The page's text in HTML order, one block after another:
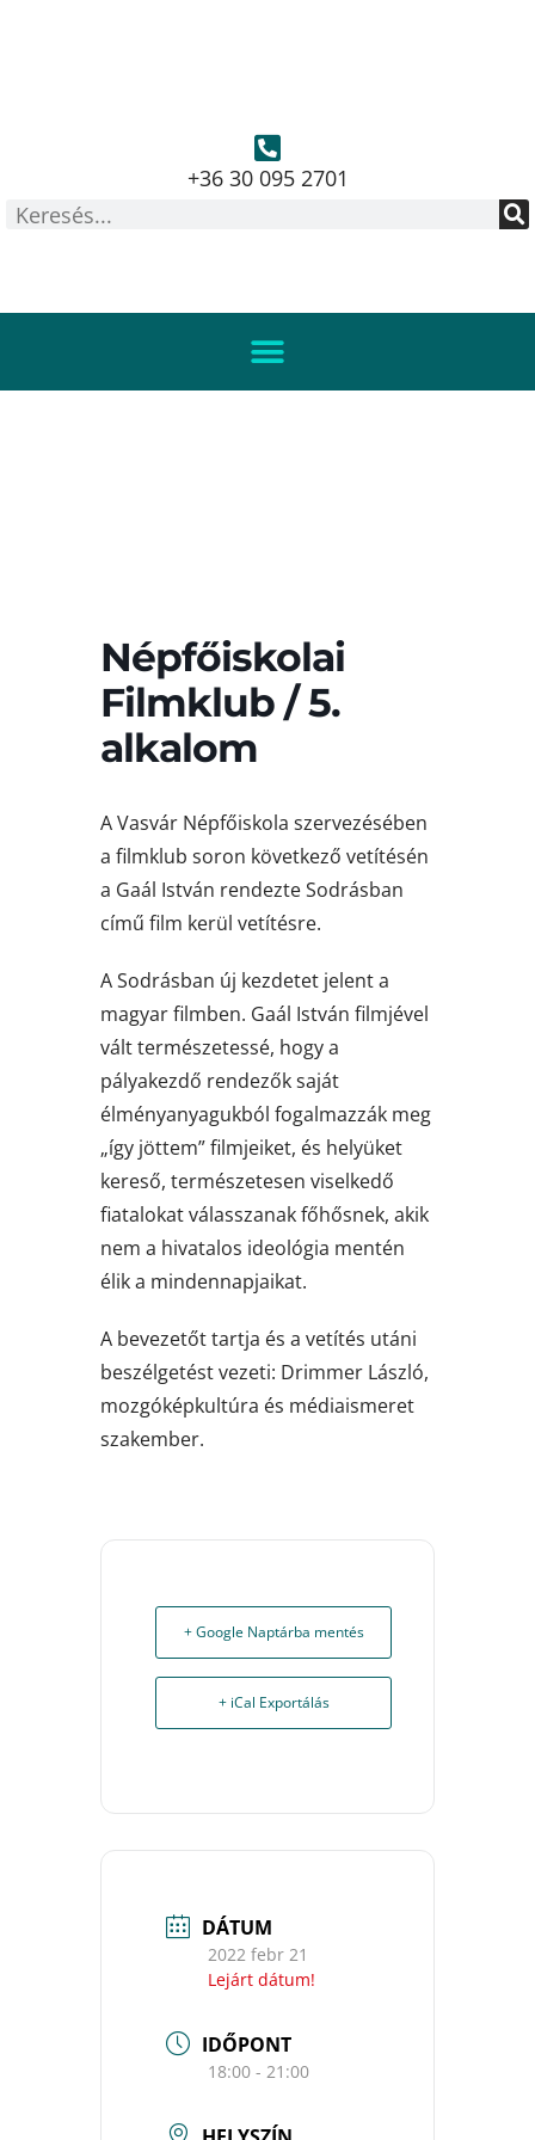
+36 30 095 2701
Népfőiskolai
Filmklub / 5.
alkalom
A Vasvár Népfőiskola szervezésében
a filmklub soron következő vetítésén
a Gaál István rendezte Sodrásban
című film kerül vetítésre.
A Sodrásban új kezdetet jelent a
magyar filmben. Gaál István filmjével
vált természetessé, hogy a
pályakezdő rendezők saját
élményanyagukból fogalmazzák meg
„így jöttem” filmjeiket, és helyüket
kereső, természetesen viselkedő
fiatalokat válasszanak főhősnek, akik
nem a hivatalos ideológia mentén
élik a mindennapjaikat.
A bevezetőt tartja és a vetítés utáni
beszélgetést vezeti: Drimmer László,
mozgóképkultúra és médiaismeret
szakember.
+ Google Naptárba mentés
+ iCal Exportálás
DÁTUM
2022 febr 21
Lejárt dátum!
IDŐPONT
18:00 - 21:00